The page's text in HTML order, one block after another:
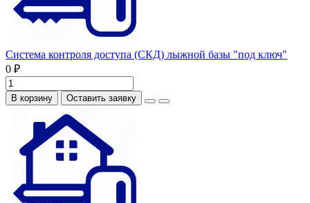
Система контроля доступа (СКД) лыжной базы "под ключ"
0 ₽
В корзину Оставить заявку